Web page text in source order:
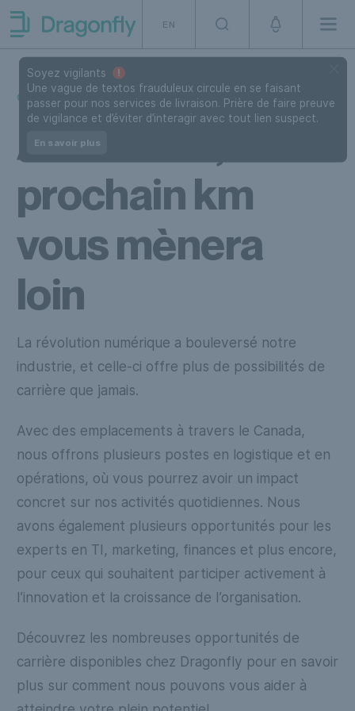
Skip to navigation
SKip to content
Dragonfly Shipping Canada
EN
Soyez vigilants
Une vague de textos frauduleux circule en se faisant
passer pour nos services de livraison. Prière de faire preuve
de vigilance et d’éviter d’interagir avec tout lien suspect.
En savoir plus
CARRIÈRES CHEZ DRAGONFLY
Avec nous, le
prochain km
vous mènera
loin
La révolution numérique a bouleversé notre
industrie, et celle-ci offre plus de possibilités de
carrière que jamais.
Avec des emplacements à travers le Canada,
nous offrons plusieurs postes en logistique et en
opérations, où vous pourrez avoir un impact
concret sur nos activités quotidiennes. Nous
avons également plusieurs opportunités pour les
experts en TI, marketing, finances et plus encore,
pour ceux qui souhaitent participer activement à
l’innovation et la croissance de l’organisation.
Découvrez les nombreuses opportunités de
carrière disponibles chez Dragonfly pour en savoir
plus sur comment nous pouvons vous aider à